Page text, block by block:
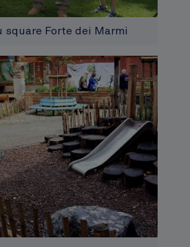
square Forte dei Marmi